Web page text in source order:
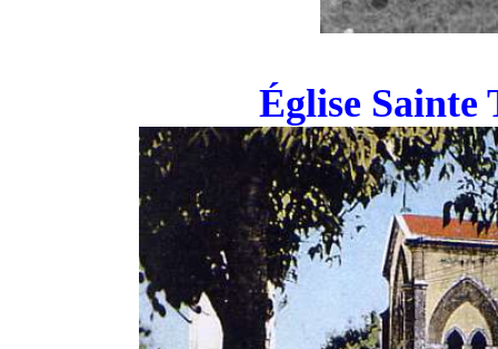
Église Sainte